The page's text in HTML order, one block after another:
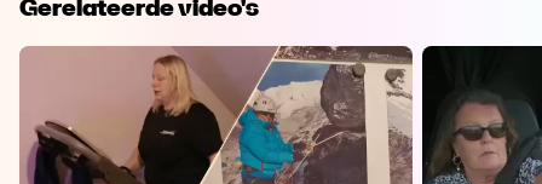
Gerelateerde video's